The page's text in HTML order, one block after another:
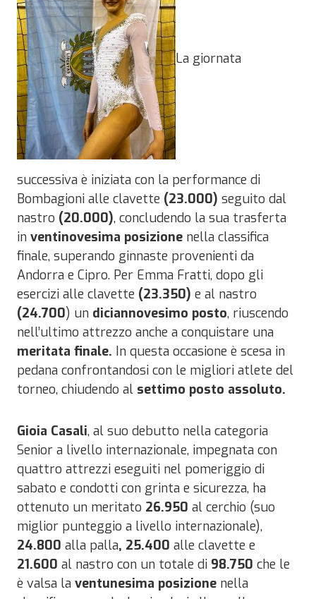
La giornata
successiva è iniziata con la performance di
Bombagioni alle clavette (23.000) seguito dal
nastro (20.000), concludendo la sua trasferta
in ventinovesima posizione nella classifica
finale, superando ginnaste provenienti da
Andorra e Cipro. Per Emma Fratti, dopo gli
esercizi alle clavette (23.350) e al nastro
(24.700) un diciannovesimo posto, riuscendo
nell’ultimo attrezzo anche a conquistare una
meritata finale. In questa occasione è scesa in
pedana confrontandosi con le migliori atlete del
torneo, chiudendo al settimo posto assoluto.
Gioia Casali, al suo debutto nella categoria
Senior a livello internazionale, impegnata con
quattro attrezzi eseguiti nel pomeriggio di
sabato e condotti con grinta e sicurezza, ha
ottenuto un meritato 26.950 al cerchio (suo
miglior punteggio a livello internazionale),
24.800 alla palla, 25.400 alle clavette e
21.600 al nastro con un totale di 98.750 che le
è valsa la ventunesima posizione nella